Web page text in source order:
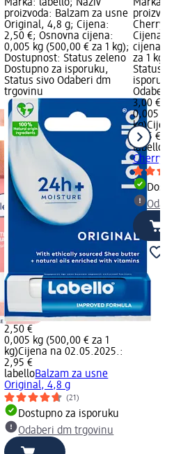
Marka: labello; Naziv
proizvoda: Balzam za usne
Original, 4,8 g; Cijena:
2,50 €; Osnovna cijena:
0,005 kg (500,00 € za 1 kg);
Dostupnost: Status zeleno
Dostupno za isporuku,
Status sivo Odaberi dm
trgovinu
2,50 €
0,005 kg (500,00 € za 1
kg)Cijena na 02.05.2025.:
2,95 €
labelloBalzam za usne
Original, 4,8 g
(21)
Dostupno za isporuku
Odaberi dm trgovinu
Marka:
Cherry
Cijena:
cijena:
za 1
Status
Odaberi
3,00 €
0,005 kg
kg)
3,45 €
labello
Cherry